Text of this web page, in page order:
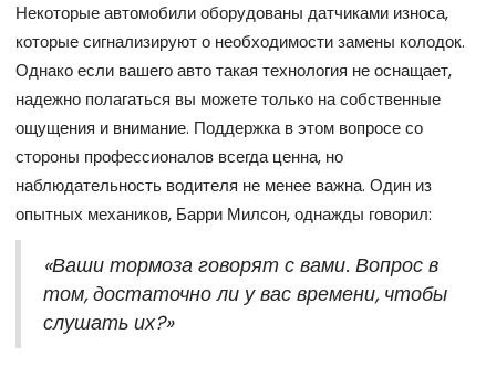
Некоторые автомобили оборудованы датчиками износа,
которые сигнализируют о необходимости замены колодок.
Однако если вашего авто такая технология не оснащает,
надежно полагаться вы можете только на собственные
ощущения и внимание. Поддержка в этом вопросе со
стороны профессионалов всегда ценна, но
наблюдательность водителя не менее важна. Один из
опытных механиков, Барри Милсон, однажды говорил:
«Ваши тормоза говорят с вами. Вопрос в
том, достаточно ли у вас времени, чтобы
слушать их?»